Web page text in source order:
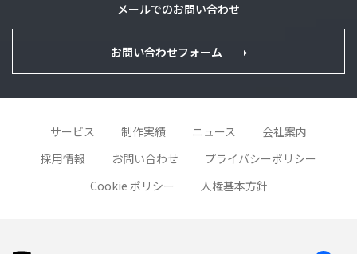
メールでのお問い合わせ
お問い合わせフォーム
サービス 制作実績 ニュース
会社案内
採用情報
お問い合わせ
プライバシーポリシー
Cookie ポリシー
人権基本方針